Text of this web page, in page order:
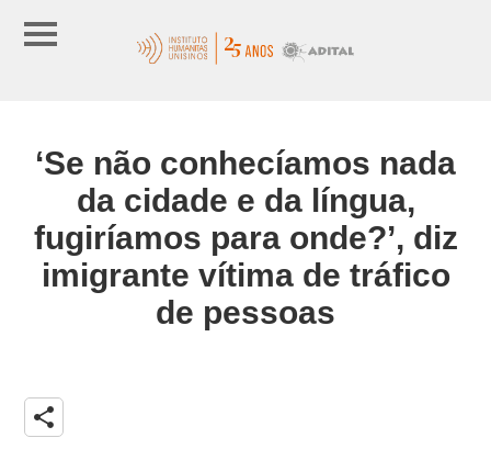
‘Se não conhecíamos nada
da cidade e da língua,
fugiríamos para onde?’, diz
imigrante vítima de tráfico
de pessoas
share